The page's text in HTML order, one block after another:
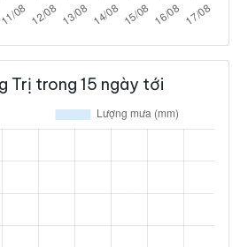
Trị trong 15 ngày tới